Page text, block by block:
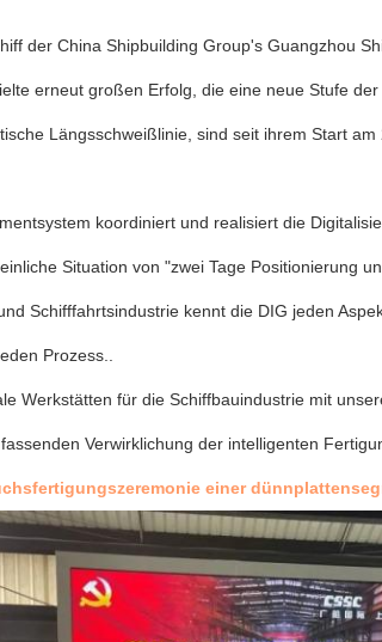
der China Shipbuilding Group's Guangzhou
erneut großen Erfolg, die eine neue Stufe
Längsschweißlinie, sind seit ihrem Start
koordiniert und realisiert die
Situation von "zwei Tage Positionierung
Schifffahrtsindustrie kennt die DIG jeden
Prozess..
Werkstätten für die Schiffbauindustrie mit
Verwirklichung der intelligenten
einer